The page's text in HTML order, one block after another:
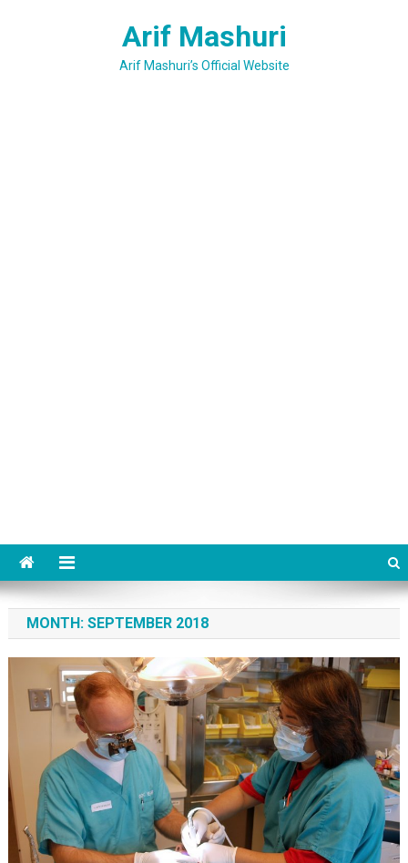
Arif Mashuri
Arif Mashuri’s Official Website
MONTH: SEPTEMBER 2018